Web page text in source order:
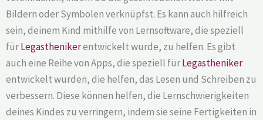
Bildern oder Symbolen verknüpfst. Es kann auch hilfreich
sein, deinem Kind mithilfe von Lernsoftware, die speziell
fürLegasthenikerentwickelt wurde, zu helfen. Es gibt
auch eine Reihe von Apps, die speziell fürLegastheniker
entwickelt wurden, die helfen, das Lesen und Schreiben zu
verbessern. Diese können helfen, die Lernschwierigkeiten
deines Kindes zu verringern, indem sie seine Fertigkeiten in